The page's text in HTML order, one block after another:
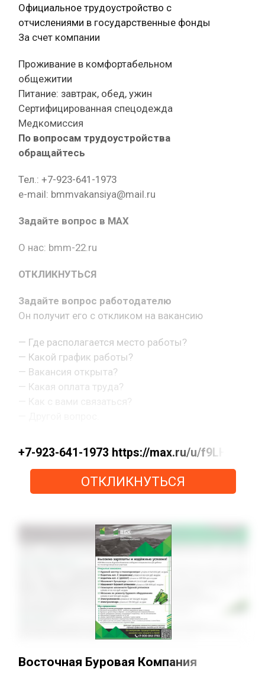
Официальное трудоустройство с
отчислениями в государственные фонды
За счет компании
Проживание в комфортабельном
общежитии
Питание: завтрак, обед, ужин
Сертифицированная спецодежда
Медкомиссия
По вопросам трудоустройства
обращайтесь
Тел.: +7-923-641-1973
e-mail: bmmvakansiya@mail.ru
Задайте вопрос в MAX
О нас: bmm-22.ru
ОТКЛИКНУТЬСЯ
Задайте вопрос работодателю
Он получит его с откликом на вакансию
— Где располагается место работы?
— Какой график работы?
— Вакансия открыта?
— Какая оплата труда?
+7-923-641-1973 https://max.ru/u/
ОТКЛИКНУТЬСЯ
Восточная Буровая Компания